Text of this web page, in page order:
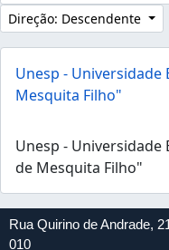
Direção: Descendente
Unesp - Universidade
Mesquita Filho"
Unesp - Universidade
de Mesquita Filho"
Rua Quirino de Andrade,
010